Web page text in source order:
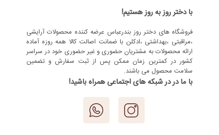
با دختر روز به روز هستیم!
فروشگاه های دختر روز بندرعباس عرضه کننده محصولات آرایشی
،مراقبتی ،بهداشتی ،ادکلن با ضمانت اصالت کالا همه روزه آماده
ارائه محصولات به مشتریان حضوری و غیر حضوری خود در سراسر
کشور در کمترین زمان ممکن پس از ثبت سفارش و تضمین
سلامت محصول می باشند.
با ما در در شبکه های اجتماعی همراه باشید!